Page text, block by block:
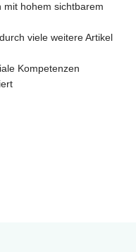
mit hohem sichtbarem
viele weitere Artikel
Kompetenzen